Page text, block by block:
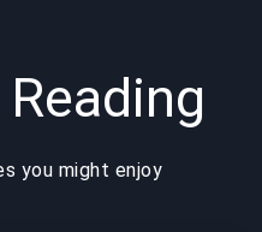
you might enjoy